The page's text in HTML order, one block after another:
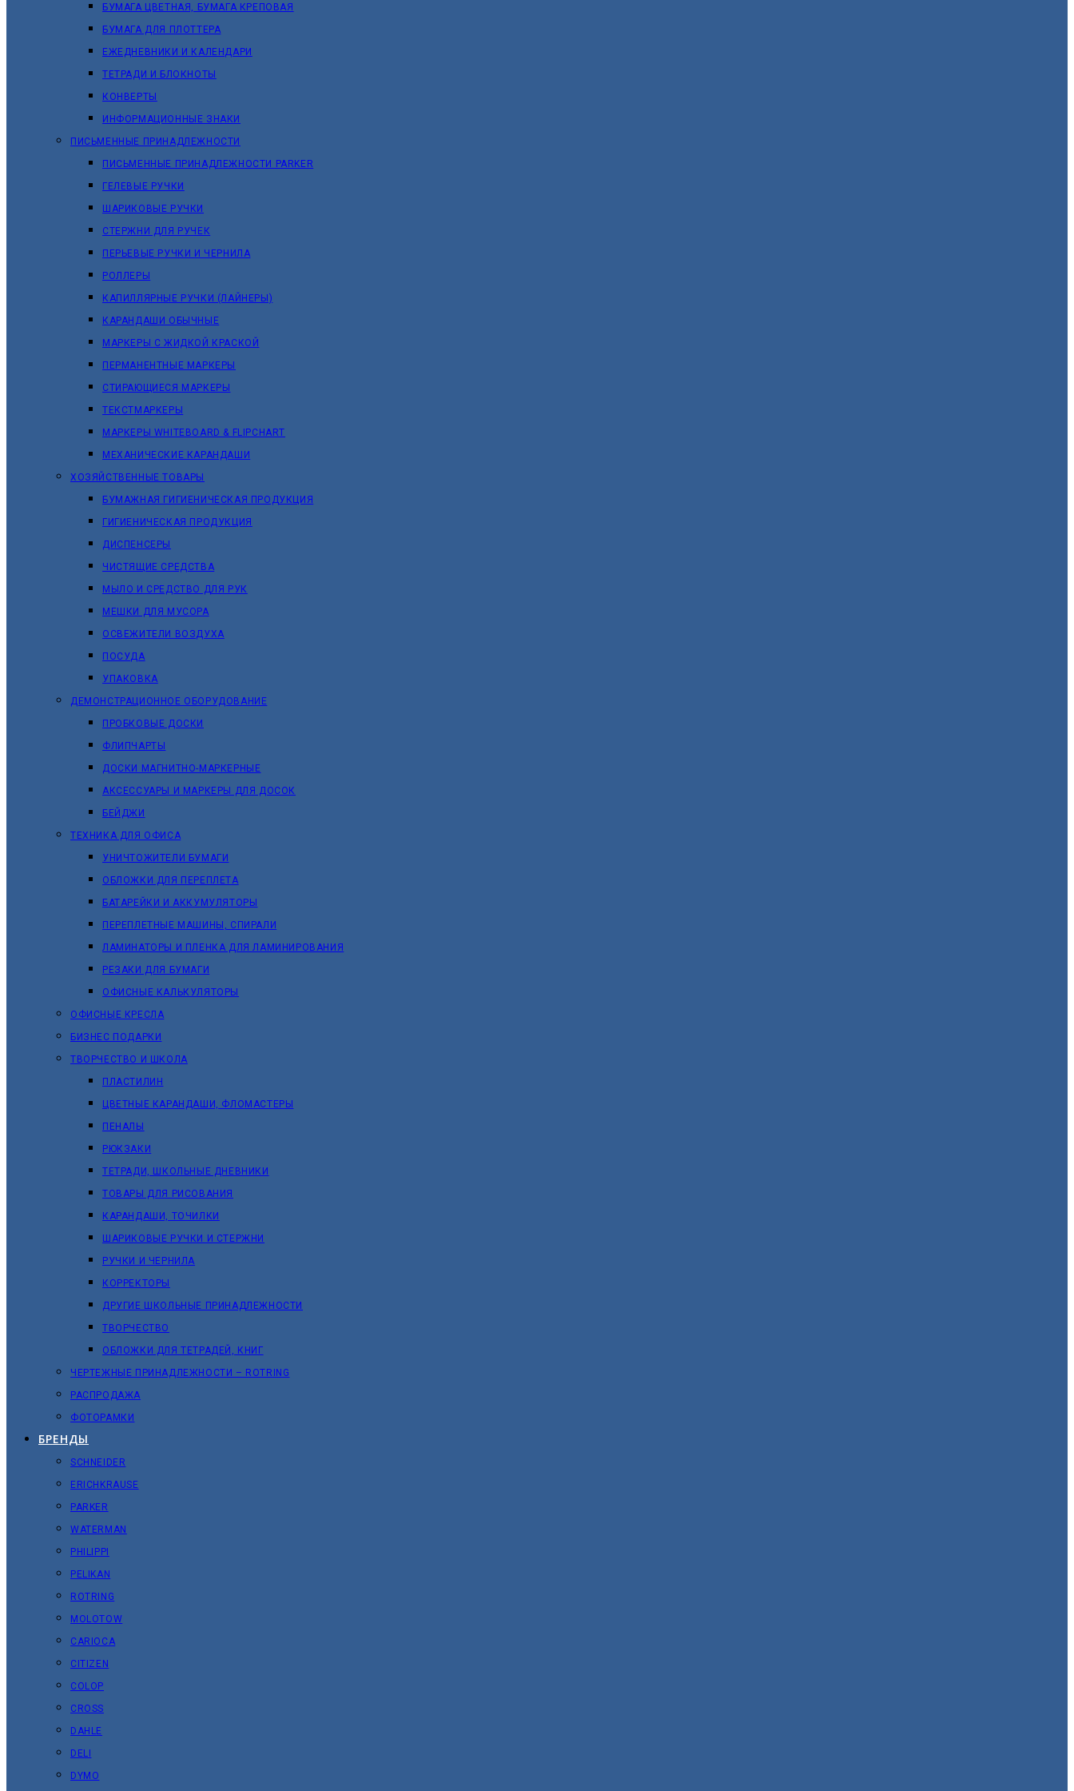
БУМАГА ЦВЕТНАЯ, БУМАГА КРЕПОВАЯ
БУМАГА ДЛЯ ПЛОТТЕРА
ЕЖЕДНЕВНИКИ И КАЛЕНДАРИ
ТЕТРАДИ И БЛОКНОТЫ
КОНВЕРТЫ
ИНФОРМАЦИОННЫЕ ЗНАКИ
ПИСЬМЕННЫЕ ПРИНАДЛЕЖНОСТИ
ПИСЬМЕННЫЕ ПРИНАДЛЕЖНОСТИ PARKER
ГЕЛЕВЫЕ РУЧКИ
ШАРИКОВЫЕ РУЧКИ
СТЕРЖНИ ДЛЯ РУЧЕК
ПЕРЬЕВЫЕ РУЧКИ И ЧЕРНИЛА
РОЛЛЕРЫ
КАПИЛЛЯРНЫЕ РУЧКИ (ЛАЙНЕРЫ)
КАРАНДАШИ ОБЫЧНЫЕ
МАРКЕРЫ C ЖИДКОЙ КРАСКОЙ
ПЕРМАНЕНТНЫЕ МАРКЕРЫ
СТИРАЮЩИЕСЯ МАРКЕРЫ
ТЕКСТМАРКЕРЫ
МАРКЕРЫ WHITEBOARD & FLIPCHART
МЕХАНИЧЕСКИЕ КАРАНДАШИ
ХОЗЯЙСТВЕННЫЕ ТОВАРЫ
БУМАЖНАЯ ГИГИЕНИЧЕСКАЯ ПРОДУКЦИЯ
ГИГИЕНИЧЕСКАЯ ПРОДУКЦИЯ
ДИСПЕНСЕРЫ
ЧИСТЯЩИЕ СРЕДСТВА
МЫЛО И СРЕДСТВО ДЛЯ РУК
МЕШКИ ДЛЯ МУСОРА
ОСВЕЖИТЕЛИ ВОЗДУХА
ПОСУДА
УПАКОВКА
ДЕМОНСТРАЦИОННОЕ ОБОРУДОВАНИЕ
ПРОБКОВЫЕ ДОСКИ
ФЛИПЧАРТЫ
ДОСКИ МАГНИТНО-МАРКЕРНЫЕ
АКСЕССУАРЫ И МАРКЕРЫ ДЛЯ ДОСОК
БЕЙДЖИ
ТЕХНИКА ДЛЯ ОФИСА
УНИЧТОЖИТЕЛИ БУМАГИ
ОБЛОЖКИ ДЛЯ ПЕРЕПЛЕТА
БАТАРЕЙКИ И АККУМУЛЯТОРЫ
ПЕРЕПЛЕТНЫЕ МАШИНЫ, СПИРАЛИ
ЛАМИНАТОРЫ И ПЛЕНКА ДЛЯ ЛАМИНИРОВАНИЯ
РЕЗАКИ ДЛЯ БУМАГИ
ОФИСНЫЕ КАЛЬКУЛЯТОРЫ
ОФИСНЫЕ КРЕСЛА
БИЗНЕС ПОДАРКИ
ТВОРЧЕСТВО И ШКОЛА
ПЛАСТИЛИН
ЦВЕТНЫЕ КАРАНДАШИ, ФЛОМАСТЕРЫ
ПЕНАЛЫ
РЮКЗАКИ
ТЕТРАДИ, ШКОЛЬНЫЕ ДНЕВНИКИ
ТОВАРЫ ДЛЯ РИСОВАНИЯ
КАРАНДАШИ, ТОЧИЛКИ
ШАРИКОВЫЕ РУЧКИ И СТЕРЖНИ
РУЧКИ И ЧЕРНИЛА
КОРРЕКТОРЫ
ДРУГИЕ ШКОЛЬНЫЕ ПРИНАДЛЕЖНОСТИ
ТВОРЧЕСТВО
ОБЛОЖКИ ДЛЯ ТЕТРАДЕЙ, КНИГ
ЧЕРТЕЖНЫЕ ПРИНАДЛЕЖНОСТИ – ROTRING
РАСПРОДАЖА
ФОТОРАМКИ
БРЕНДЫ
SCHNEIDER
ERICHKRAUSE
PARKER
WATERMAN
PHILIPPI
PELIKAN
ROTRING
MOLOTOW
CARIOCA
CITIZEN
COLOP
CROSS
DAHLE
DELI
DYMO